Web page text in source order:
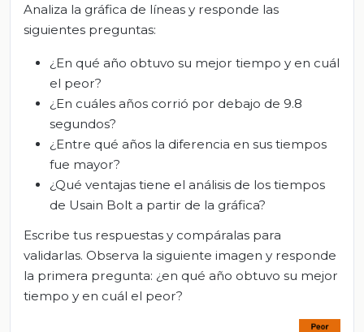
Analiza la gráfica de líneas y responde las
siguientes preguntas:
¿En qué año obtuvo su mejor tiempo y en cuál
el peor?
¿En cuáles años corrió por debajo de 9.8
segundos?
¿Entre qué años la diferencia en sus tiempos
fue mayor?
¿Qué ventajas tiene el análisis de los tiempos
de Usain Bolt a partir de la gráfica?
Escribe tus respuestas y compáralas para
validarlas. Observa la siguiente imagen y responde
la primera pregunta: ¿en qué año obtuvo su mejor
tiempo y en cuál el peor?